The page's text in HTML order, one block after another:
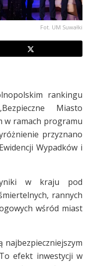
Fot. UM Suwałki
rankingu
Miasto
w ramach programu
przyznano
Wypadków i
w kraju pod
rannych
wśród miast
najbezpieczniejszym
efekt inwestycji w